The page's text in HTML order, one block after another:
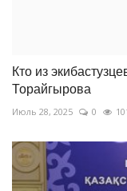
Кто из
Торайгырова
Июль 28, 2025 0